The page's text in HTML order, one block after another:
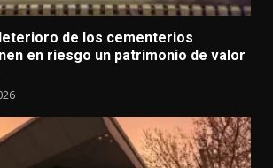
de los cementerios
en riesgo un patrimonio de valor